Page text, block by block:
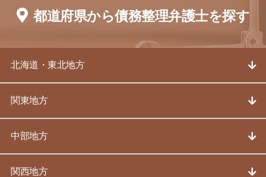
都道府県から債務整理弁護士を探す
北海道・東北地方
関東地方
中部地方
関西地方